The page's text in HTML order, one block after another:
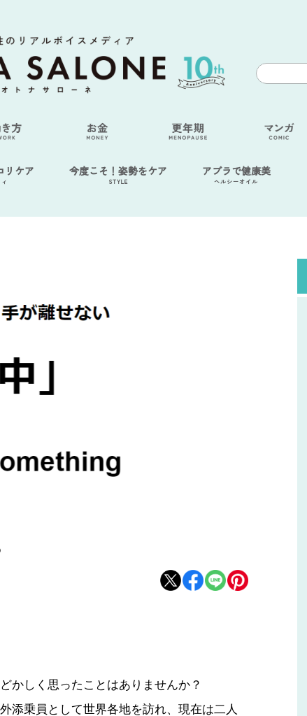
リケア 今度こそ！姿勢をケア
STYLE
アブラで健康美
ヘルシーオイル
かしく思ったことはありませんか？
添乗員として世界各地を訪れ、現在は二人